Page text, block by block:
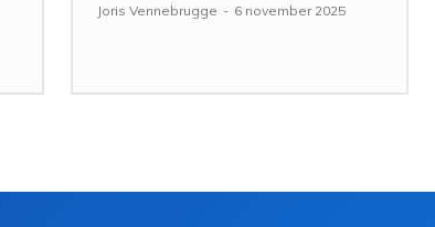
Joris Vennebrugge - 6 november 2025